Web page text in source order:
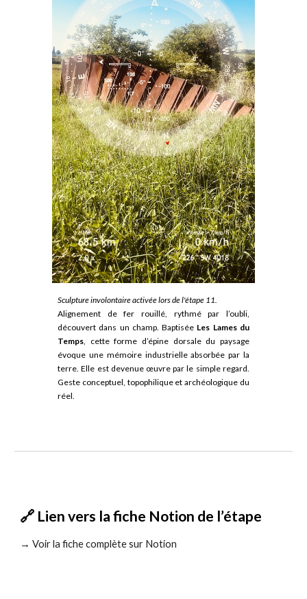
Sculpture involontaire activée lors de l'étape 11.
Alignement de fer rouillé, rythmé par l’oubli,
découvert dans un champ. Baptisée Les Lames du
Temps , cette forme d’épine dorsale du paysage
évoque une mémoire industrielle absorbée par la
terre. Elle est devenue œuvre par le simple regard.
Geste conceptuel, topophilique et archéologique du
réel.
🔗 Lien vers la fiche Notion de l’étape
→ Voir la fiche complète sur Notion